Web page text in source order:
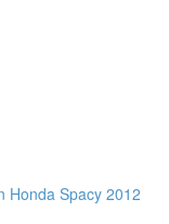
Honda Spacy 2012